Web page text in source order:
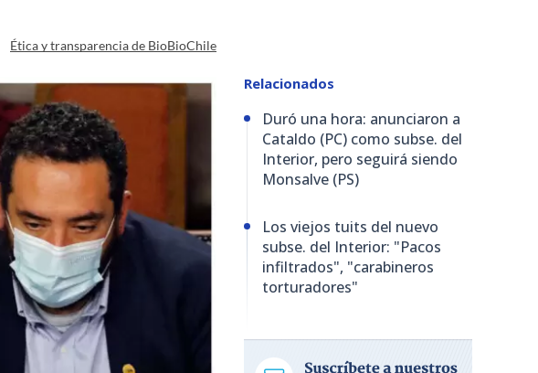
Ética y transparencia de BioBioChile
Relacionados
Duró una hora: anunciaron a
Cataldo (PC) como subse. del
Interior, pero seguirá siendo
Monsalve (PS)
Los viejos tuits del nuevo
subse. del Interior: "Pacos
infiltrados", "carabineros
torturadores"